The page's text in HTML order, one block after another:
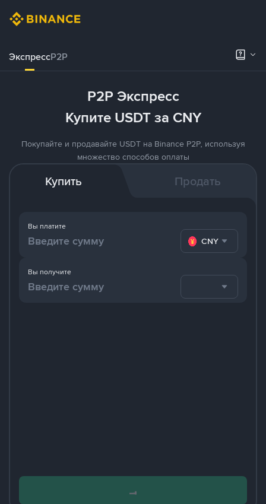
ЭкспрессP2P
P2P Экспресс
Купите USDT за CNY
Покупайте и продавайте USDT на Binance P2P, используя
множество способов оплаты
Купить Продать
Вы платите
CNY
Вы получите